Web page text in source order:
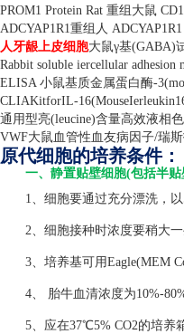
PROM1 Protein Rat 重组大鼠
ADCYAP1R1重组人 ADCYAP1R1
人牙龈上皮细胞大鼠γ基(GABA)
Rabbit soluble iercellular
ELISA 小鼠基质金属蛋白酶-
CLIAKitforIL-
通用型亮(leucine)含量高效液相
VWF大鼠血管性血友病因子/瑞
原代细胞的培养条件：
一、静置贴壁细胞(包括半
1、细胞要通过充分漂洗，以
2、细胞接种时浓度要稍大一
3、培养基可用Eagle(MEM
4、 胎牛血清浓度为10%-
5、应在37℃5% CO2的培养箱